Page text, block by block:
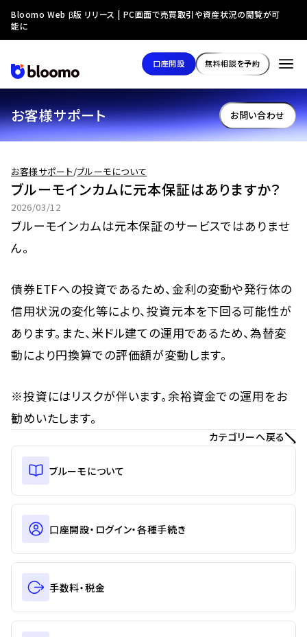
お客様サポート お問い合わせ
お客様サポート/ブルーモについて
ブルーモインカムに元本保証はありますか？
2026/03/12
ブルーモインカムは元本保証のサービスではありませ
ん。
債券ETFへの投資であるため、金利の変動や発行体の
信用状況の変化等により、投資元本を下回る可能性が
あります。また、米ドル建ての運用であるため、為替変
動により円換算での評価額が変動します。
※投資にはリスクが伴います。余裕資金での運用をお
勧めいたします。
カテゴリーへ戻る
ブルーモについて
口座開設・ログイン・各種手続き
手数料・税金
Bloomo Web β版 リリース | PC画面で売買取引や資産状況の閲覧が可
能に
口座開設 無料相談を予約